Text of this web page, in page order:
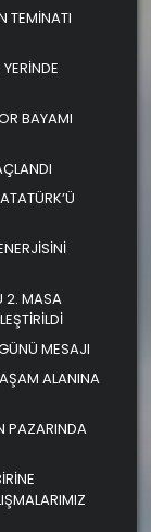
TEMİNATI
BAYAMI
2. MASA
MESAJI
ALANINA
PAZARINDA